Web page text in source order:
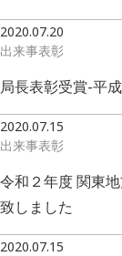
2020.07.20
出来事表彰
局長表彰受賞-平
2020.07.15
出来事表彰
令和２年度 関東
致しました
2020.07.15